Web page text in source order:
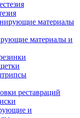
материалы и
реставраций